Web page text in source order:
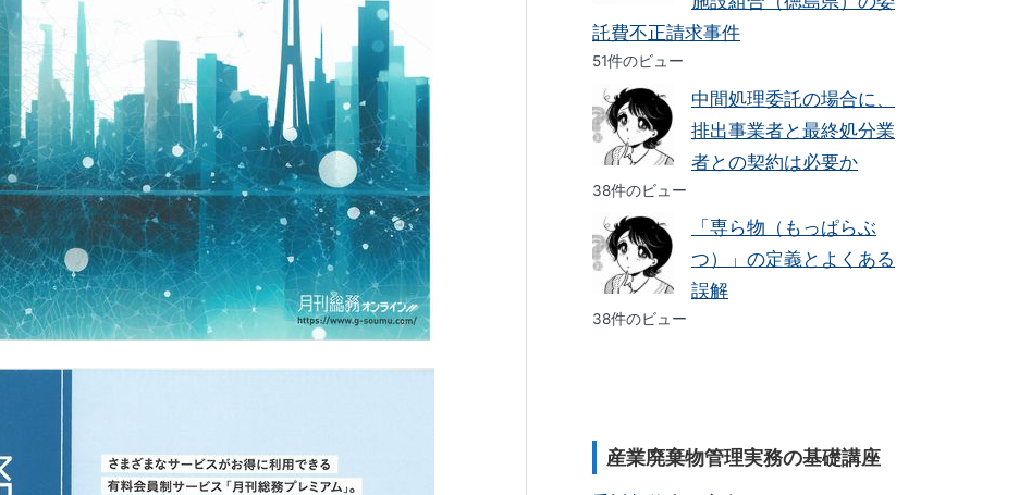
託費不正請求事件
51件のビュー
中間処理委託の場合に、
排出事業者と最終処分業
者との契約は必要か
38件のビュー
「専ら物（もっぱらぶ
つ）」の定義とよくある
誤解
38件のビュー
産業廃棄物管理実務の基礎講座